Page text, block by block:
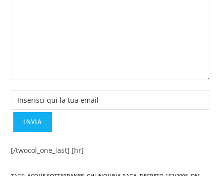
[/twocol_one_last] [hr]